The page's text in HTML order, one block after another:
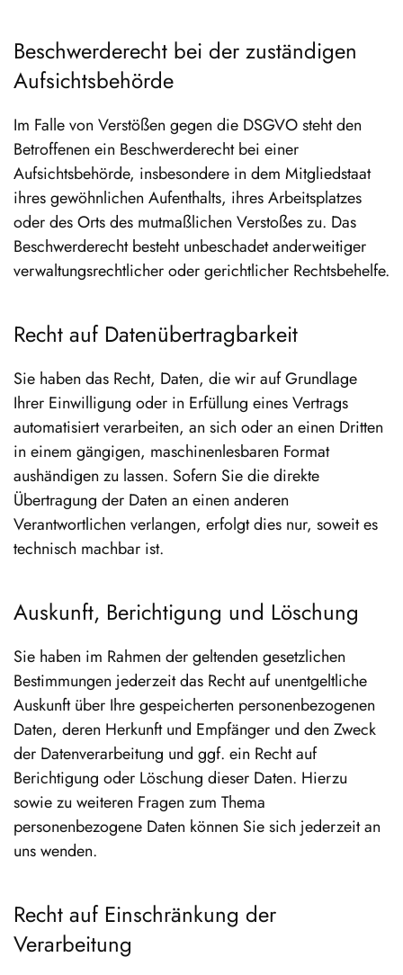
Beschwerde­recht bei der zuständigen
Aufsichts­behörde
Im Falle von Verstößen gegen die DSGVO steht den
Betroffenen ein Beschwerderecht bei einer
Aufsichtsbehörde, insbesondere in dem Mitgliedstaat
ihres gewöhnlichen Aufenthalts, ihres Arbeitsplatzes
oder des Orts des mutmaßlichen Verstoßes zu. Das
Beschwerderecht besteht unbeschadet anderweitiger
verwaltungsrechtlicher oder gerichtlicher Rechtsbehelfe.
Recht auf Daten­übertrag­barkeit
Sie haben das Recht, Daten, die wir auf Grundlage
Ihrer Einwilligung oder in Erfüllung eines Vertrags
automatisiert verarbeiten, an sich oder an einen Dritten
in einem gängigen, maschinenlesbaren Format
aushändigen zu lassen. Sofern Sie die direkte
Übertragung der Daten an einen anderen
Verantwortlichen verlangen, erfolgt dies nur, soweit es
technisch machbar ist.
Auskunft, Berichtigung und Löschung
Sie haben im Rahmen der geltenden gesetzlichen
Bestimmungen jederzeit das Recht auf unentgeltliche
Auskunft über Ihre gespeicherten personenbezogenen
Daten, deren Herkunft und Empfänger und den Zweck
der Datenverarbeitung und ggf. ein Recht auf
Berichtigung oder Löschung dieser Daten. Hierzu
sowie zu weiteren Fragen zum Thema
personenbezogene Daten können Sie sich jederzeit an
uns wenden.
Recht auf Einschränkung der
Verarbeitung